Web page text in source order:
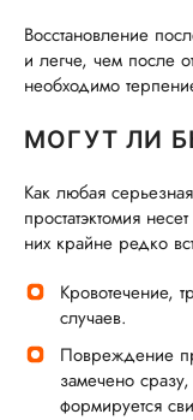
Восстановление
и легче, чем после
необходимо
МОГУТ ЛИ
Как любая
простатэктомия
них крайне редко
Кровотечение,
случаев.
Повреждение
замечено
формируется